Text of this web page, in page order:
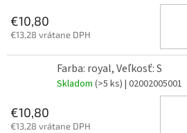
€10,80
€13,28 vrátane DPH
Farba: royal, Veľkosť: S
Skladom (>5 ks) | 02002005001
€10,80
€13,28 vrátane DPH